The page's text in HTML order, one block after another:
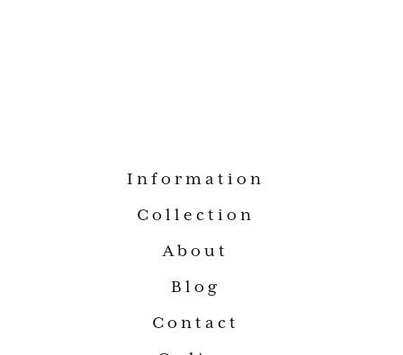
Information
Collection
About
Blog
Contact